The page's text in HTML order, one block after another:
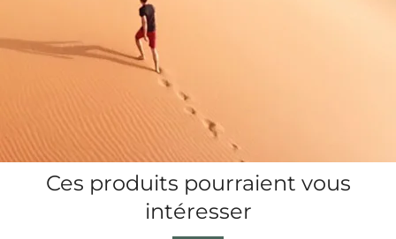
Ces produits pourraient vous
intéresser